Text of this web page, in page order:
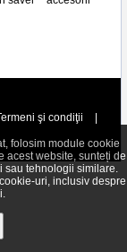
şi condiţii
folosim module cookie
acest website, sunteți de
sau tehnologii similare.
uri, inclusiv despre